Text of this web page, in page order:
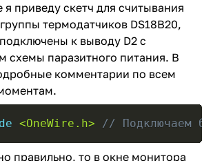
приведу скетч для считывания
термодатчиков DS18B20,
к выводу D2 с
схемы паразитного питания. В
комментарии по всем
<OneWire.h> // Подключаем
правильно, то в окне монитора